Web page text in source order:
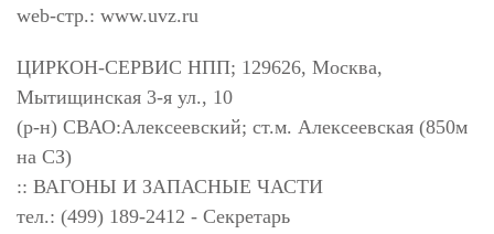
web-стр.: www.uvz.ru
ЦИРКОН-СЕРВИС НПП; 129626, Москва,
Мытищинская 3-я ул., 10
(р-н) СВАО:Алексеевский; ст.м. Алексеевская (850м
на СЗ)
:: ВАГОНЫ И ЗАПАСНЫЕ ЧАСТИ
тел.: (499) 189-2412 - Секретарь